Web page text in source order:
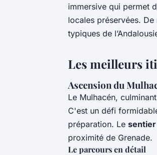
immersive qui permet
locales préservées.
typiques de
Les meilleurs
Ascension du
Le Mulhacén,
C'est un défi
préparation. Le sentier
proximité de Grenade.
Le parcours en détail